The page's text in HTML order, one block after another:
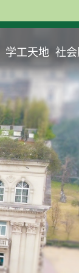
学工天地 社